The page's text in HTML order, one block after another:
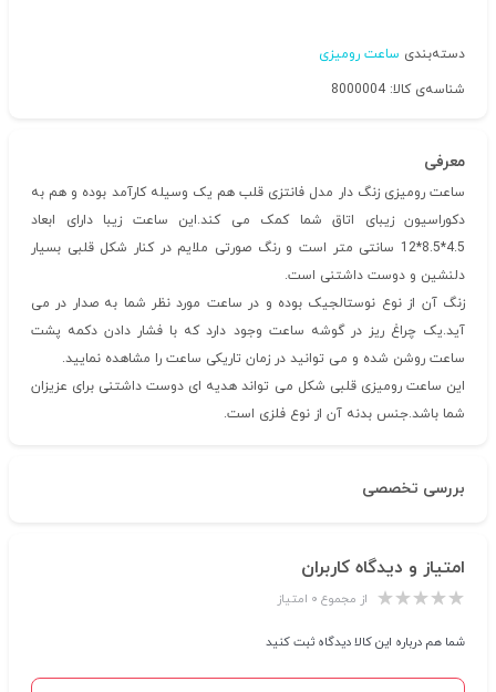
دسته‌بندی ساعت رومیزی
شناسه‌ی کالا: 8000004
معرفی
ساعت رومیزی زنگ دار مدل فانتزی قلب هم یک وسیله کارآمد بوده و هم به
دکوراسیون زیبای اتاق شما کمک می کند.این ساعت زیبا دارای ابعاد
4.5*8.5*12 سانتی متر است و رنگ صورتی ملایم در کنار شکل قلبی بسیار
دلنشین و دوست داشتنی است.
زنگ آن از نوع نوستالجیک بوده و در ساعت مورد نظر شما به صدار در می
آید.یک چراغ ریز در گوشه ساعت وجود دارد که با فشار دادن دکمه پشت
ساعت روشن شده و می توانید در زمان تاریکی ساعت را مشاهده نمایید.
این ساعت رومیزی قلبی شکل می تواند هدیه ای دوست داشتنی برای عزیزان
شما باشد.جنس بدنه آن از نوع فلزی است.
بررسی تخصصی
امتیاز و دیدگاه کاربران
از مجموع ۰ امتیاز
شما هم درباره این کالا دیدگاه ثبت کنید